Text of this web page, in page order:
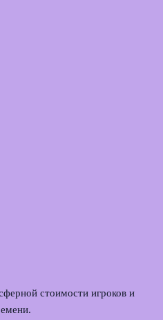
стоимости игроков и